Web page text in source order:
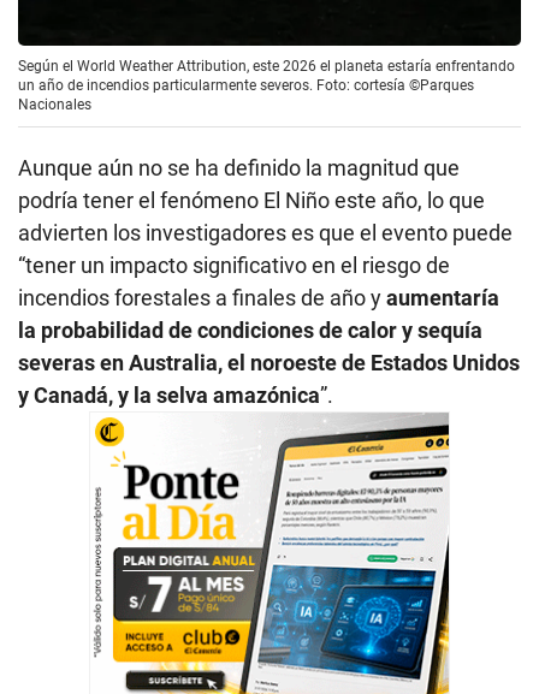
Según el World Weather Attribution, este 2026 el planeta estaría enfrentando
un año de incendios particularmente severos. Foto: cortesía ©Parques
Nacionales
Aunque aún no se ha definido la magnitud que
podría tener el fenómeno El Niño este año, lo que
advierten los investigadores es que el evento puede
“tener un impacto significativo en el riesgo de
incendios forestales a finales de año yaumentaría
la probabilidad de condiciones de calor y sequía
severas en Australia, el noroeste de Estados Unidos
y Canadá, y la selva amazónica”.